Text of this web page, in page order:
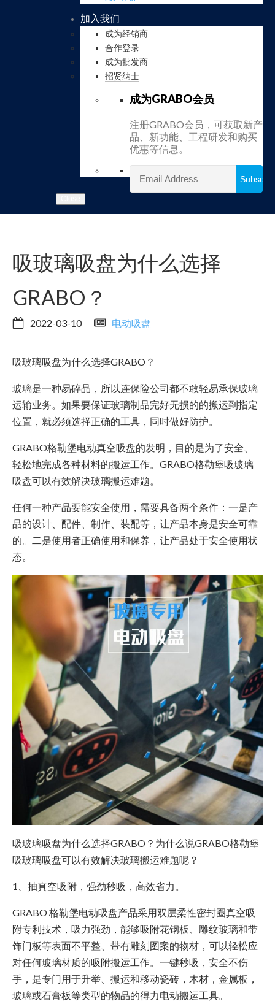
加入我们
成为经销商
合作登录
成为批发商
招贤纳士
成为GRABO会员
注册GRABO会员，可获取新产
品、新功能、工程研发和购买
优惠等信息。
吸玻璃吸盘为什么选择
GRABO？
2022-03-10 电动吸盘
吸玻璃吸盘为什么选择GRABO？
玻璃是一种易碎品，所以连保险公司都不敢轻易承保玻璃
运输业务。如果要保证玻璃制品完好无损的的搬运到指定
位置，就必须选择正确的工具，同时做好防护。
GRABO格勒堡电动真空吸盘的发明，目的是为了安全、
轻松地完成各种材料的搬运工作。GRABO格勒堡吸玻璃
吸盘可以有效解决玻璃搬运难题。
任何一种产品要能安全使用，需要具备两个条件：一是产
品的设计、配件、制作、装配等，让产品本身是安全可靠
的。二是使用者正确使用和保养，让产品处于安全使用状
态。
吸玻璃吸盘为什么选择GRABO？为什么说GRABO格勒堡
吸玻璃吸盘可以有效解决玻璃搬运难题呢？
1、抽真空吸附，强劲秒吸，高效省力。
GRABO 格勒堡电动吸盘产品采用双层柔性密封圈真空吸
附专利技术，吸力强劲，能够吸附花钢板、雕纹玻璃和带
饰门板等表面不平整、带有雕刻图案的物材，可以轻松应
对任何玻璃材质的吸附搬运工作。一键秒吸，安全不伤
手，是专门用于升举、搬运和移动瓷砖，木材，金属板，
玻璃或石膏板等类型的物品的得力电动搬运工具。